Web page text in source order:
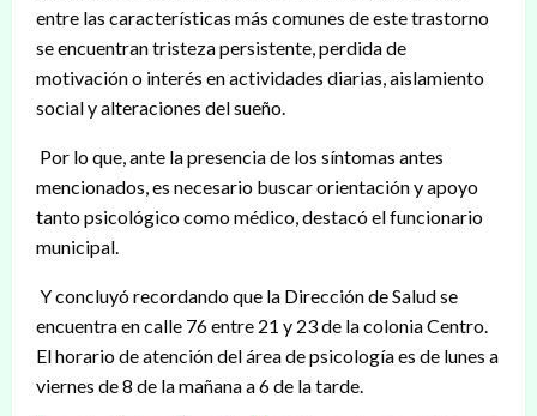
entre las características más comunes de este trastorno
se encuentran tristeza persistente, perdida de
motivación o interés en actividades diarias, aislamiento
social y alteraciones del sueño.
Por lo que, ante la presencia de los síntomas antes
mencionados, es necesario buscar orientación y apoyo
tanto psicológico como médico, destacó el funcionario
municipal.
Y concluyó recordando que la Dirección de Salud se
encuentra en calle 76 entre 21 y 23 de la colonia Centro.
El horario de atención del área de psicología es de lunes a
viernes de 8 de la mañana a 6 de la tarde.